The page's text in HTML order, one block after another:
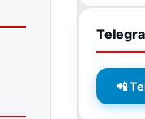
📲